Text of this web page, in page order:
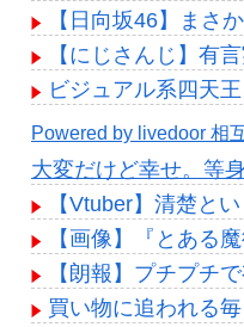
【日向坂46】まさ
【にじさんじ】有
ビジュアル系四天
Powered by livedoor 相
大変だけど幸せ。等
【Vtuber】清楚と
【画像】『とある
【朗報】プチプチ
買い物に追われる